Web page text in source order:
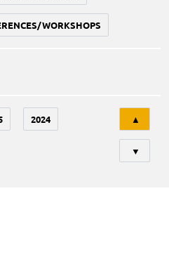
WORKSHOPS
2024 ▲
▼